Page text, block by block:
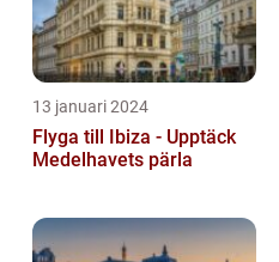
13 januari 2024
Flyga till Ibiza - Upptäck
Medelhavets pärla